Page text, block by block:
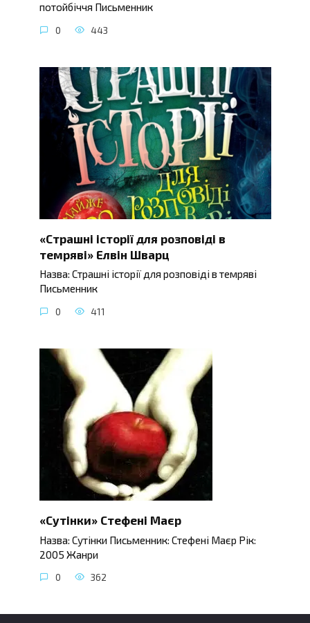
потойбіччя Письменник
0 443
«Страшні історії для розповіді в
темряві» Елвін Шварц
Назва: Страшні історії для розповіді в темряві
Письменник
0 411
«Сутінки» Стефені Маєр
Назва: Сутінки Письменник: Стефені Маєр Рік:
2005 Жанри
0 362